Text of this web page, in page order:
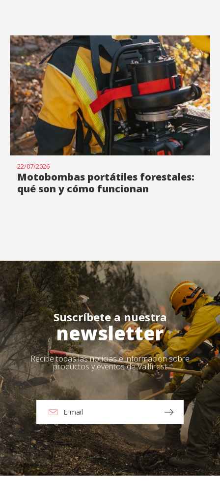
22/07/2026
Motobombas portátiles forestales:
qué son y cómo funcionan
Suscríbete a nuestra
newsletter
Recibe todas las noticias e información sobre
productos y eventos de Vallfirest